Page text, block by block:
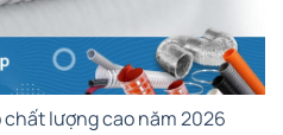
lượng cao năm 2026